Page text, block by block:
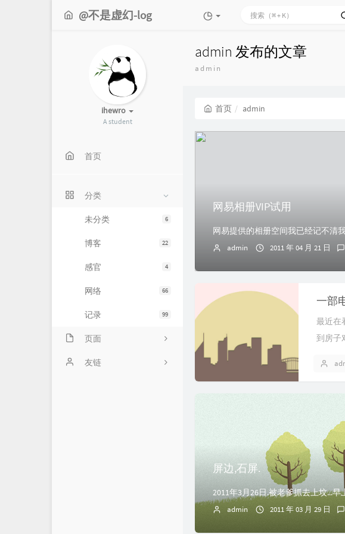
@不是虚幻-log
ihewro
A student
首页
分类
6
未分类
22
博客
4
感官
66
网络
99
记录
页面
示例页面
友链
admin 发布的文章
admin
首页 admin
网易相册VIP试用
admin 2011 年 04 月 21 日
一部
最近在
到房子
屏边,石屏.
admin 2011 年 03 月 29 日